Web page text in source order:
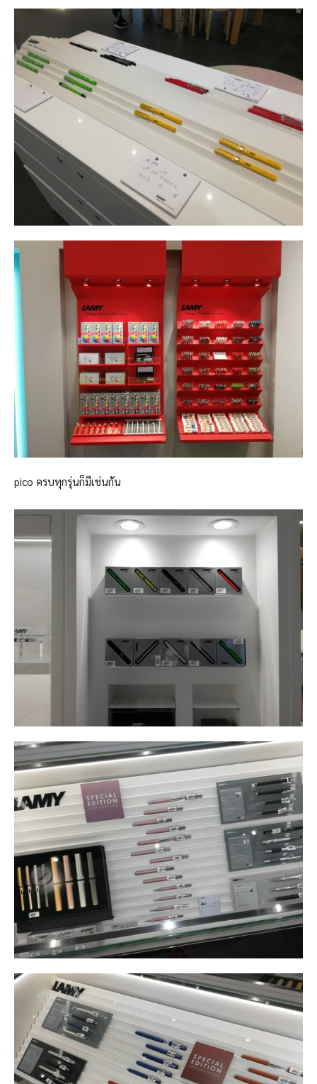
pico ครบทุกรุ่นก็มีเช่นกัน